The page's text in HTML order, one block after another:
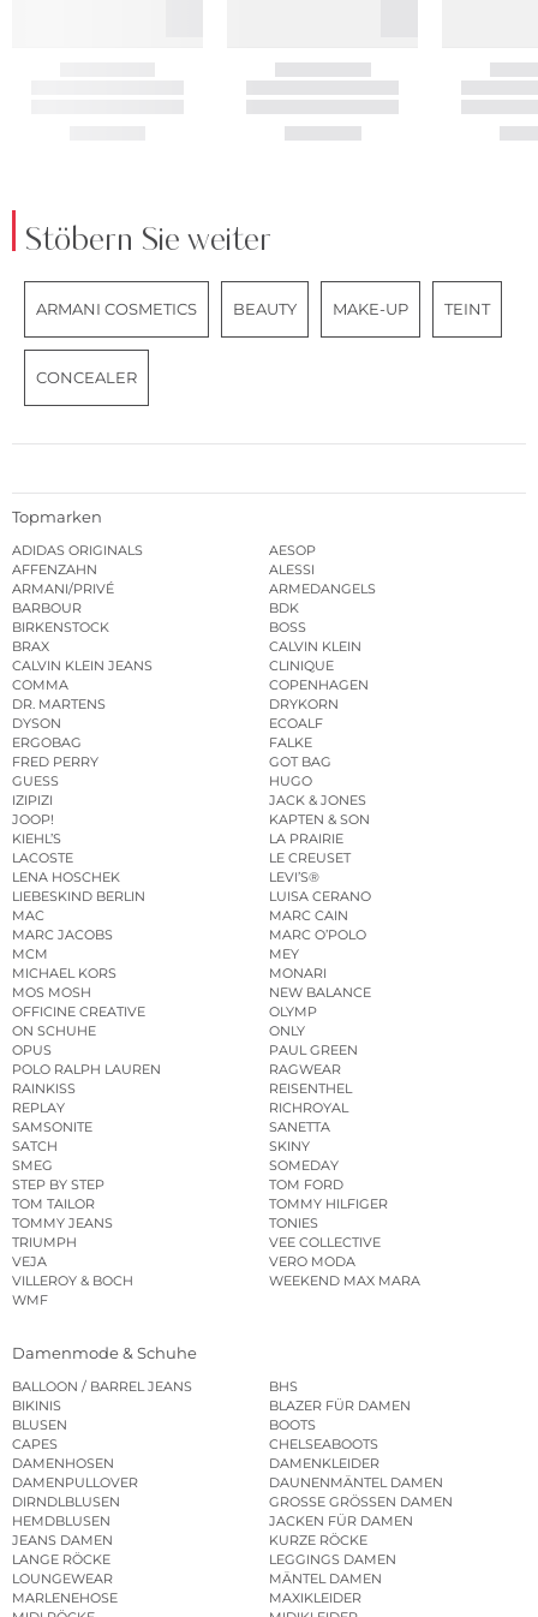
Stöbern Sie weiter
ARMANI COSMETICS BEAUTY MAKE-UP TEINT
CONCEALER
Topmarken
ADIDAS ORIGINALS
AESOP
AFFENZAHN
ALESSI
ARMANI/PRIVÉ
ARMEDANGELS
BARBOUR
BDK
BIRKENSTOCK
BOSS
BRAX
CALVIN KLEIN
CALVIN KLEIN JEANS
CLINIQUE
COMMA
COPENHAGEN
DR. MARTENS
DRYKORN
DYSON
ECOALF
ERGOBAG
FALKE
FRED PERRY
GOT BAG
GUESS
HUGO
IZIPIZI
JACK & JONES
JOOP!
KAPTEN & SON
KIEHL’S
LA PRAIRIE
LACOSTE
LE CREUSET
LENA HOSCHEK
LEVI’S®
LIEBESKIND BERLIN
LUISA CERANO
MAC
MARC CAIN
MARC JACOBS
MARC O’POLO
MCM
MEY
MICHAEL KORS
MONARI
MOS MOSH
NEW BALANCE
OFFICINE CREATIVE
OLYMP
ON SCHUHE
ONLY
OPUS
PAUL GREEN
POLO RALPH LAUREN
RAGWEAR
RAINKISS
REISENTHEL
REPLAY
RICHROYAL
SAMSONITE
SANETTA
SATCH
SKINY
SMEG
SOMEDAY
STEP BY STEP
TOM FORD
TOM TAILOR
TOMMY HILFIGER
TOMMY JEANS
TONIES
TRIUMPH
VEE COLLECTIVE
VEJA
VERO MODA
VILLEROY & BOCH
WEEKEND MAX MARA
WMF
Damenmode & Schuhe
BALLOON / BARREL JEANS
BHS
BIKINIS
BLAZER FÜR DAMEN
BLUSEN
BOOTS
CAPES
CHELSEABOOTS
DAMENHOSEN
DAMENKLEIDER
DAMENPULLOVER
DAUNENMÄNTEL DAMEN
DIRNDLBLUSEN
GROSSE GRÖSSEN DAMEN
HEMDBLUSEN
JACKEN FÜR DAMEN
JEANS DAMEN
KURZE RÖCKE
LANGE RÖCKE
LEGGINGS DAMEN
LOUNGEWEAR
MÄNTEL DAMEN
MARLENEHOSE
MAXIKLEIDER